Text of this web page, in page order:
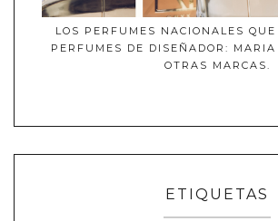
LOS PERFUMES NACIONALES
PERFUMES DE DISEÑADOR:
OTRAS MARCAS.
ETIQUETAS